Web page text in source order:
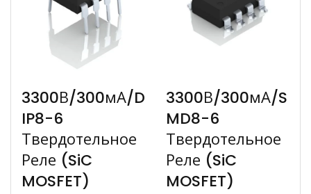
3300В/300мА/D
IP8-6
Твердотельное
Реле (SiC
MOSFET)
3300В/300мА/S
MD8-6
Твердотельное
Реле (SiC
MOSFET)